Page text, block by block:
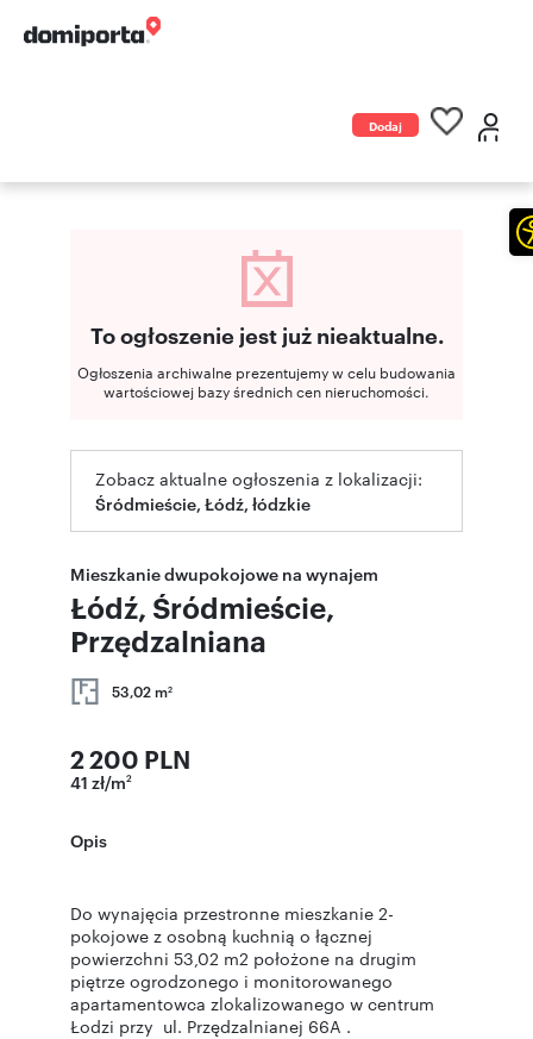
Dodaj
To ogłoszenie jest już nieaktualne.
Ogłoszenia archiwalne prezentujemy w celu budowania
wartościowej bazy średnich cen nieruchomości.
Zobacz aktualne ogłoszenia z lokalizacji:
Śródmieście, Łódź, łódzkie
Mieszkanie dwupokojowe na wynajem
Łódź, Śródmieście,
Przędzalniana
53,02 m2
2 200 PLN
41 zł/m2
Opis
Do wynajęcia przestronne mieszkanie 2-
pokojowe z osobną kuchnią o łącznej
powierzchni 53,02 m2 położone na drugim
piętrze ogrodzonego i monitorowanego
apartamentowca zlokalizowanego w centrum
Łodzi przy ul. Przędzalnianej 66A .